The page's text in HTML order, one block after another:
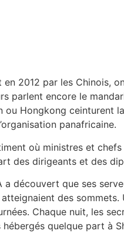
2012 par les Chinois,
parlent encore le
Hongkong ceinturent
panafricaine.
où ministres et
des dirigeants et des
a découvert que ses
des
Chaque nuit, les
quelque part à